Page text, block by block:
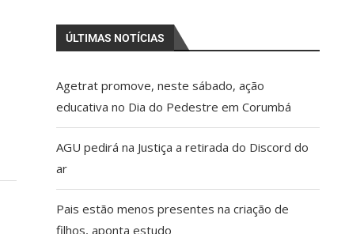
ÚLTIMAS NOTÍCIAS
Agetrat promove, neste sábado, ação
educativa no Dia do Pedestre em Corumbá
AGU pedirá na Justiça a retirada do Discord do
ar
Pais estão menos presentes na criação de
filhos, aponta estudo